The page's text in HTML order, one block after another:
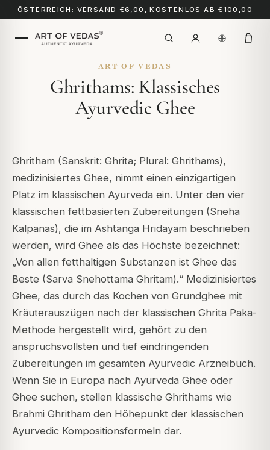
ÖSTERREICH: VERSAND €6,00, KOSTENLOS AB €100,00
ART OF VEDAS
Ghrithams: Klassisches
Ayurvedic Ghee
Ghritham (Sanskrit: Ghrita; Plural: Ghrithams),
medizinisiertes Ghee, nimmt einen einzigartigen
Platz im klassischen Ayurveda ein. Unter den vier
klassischen fettbasierten Zubereitungen (Sneha
Kalpanas), die im Ashtanga Hridayam beschrieben
werden, wird Ghee als das Höchste bezeichnet:
„Von allen fetthaltigen Substanzen ist Ghee das
Beste (Sarva Snehottama Ghritam).“ Medizinisiertes
Ghee, das durch das Kochen von Grundghee mit
Kräuterauszügen nach der klassischen Ghrita Paka-
Methode hergestellt wird, gehört zu den
anspruchsvollsten und tief eindringenden
Zubereitungen im gesamten Ayurvedic Arzneibuch.
Wenn Sie in Europa nach Ayurveda Ghee oder
Ghee suchen, stellen klassische Ghrithams wie
Brahmi Ghritham den Höhepunkt der klassischen
Ayurvedic Kompositionsformeln dar.